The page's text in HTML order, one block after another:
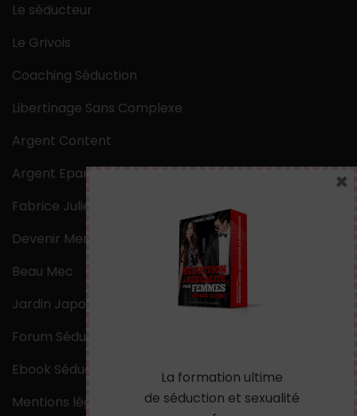
Le séducteur
Le Grivois
Coaching Séduction
Libertinage Sans Complexe
Argent Content
Argent Epargne
Fabrice Julien
Devenir Mentaliste
Beau Mec
Jardin Japonais Zen
Forum Séduction
Ebook Séduction
Mentions légales
La formation ultime
de séduction et sexualité
×